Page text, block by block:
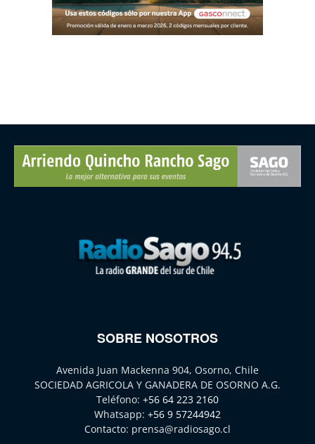
SOBRE NOSOTROS
Avenida Juan Mackenna 904, Osorno, Chile
SOCIEDAD AGRICOLA Y GANADERA DE OSORNO A.G.
Teléfono: +56 64 223 2160
Whatsapp: +56 9 57244942
Contacto: prensa@radiosago.cl